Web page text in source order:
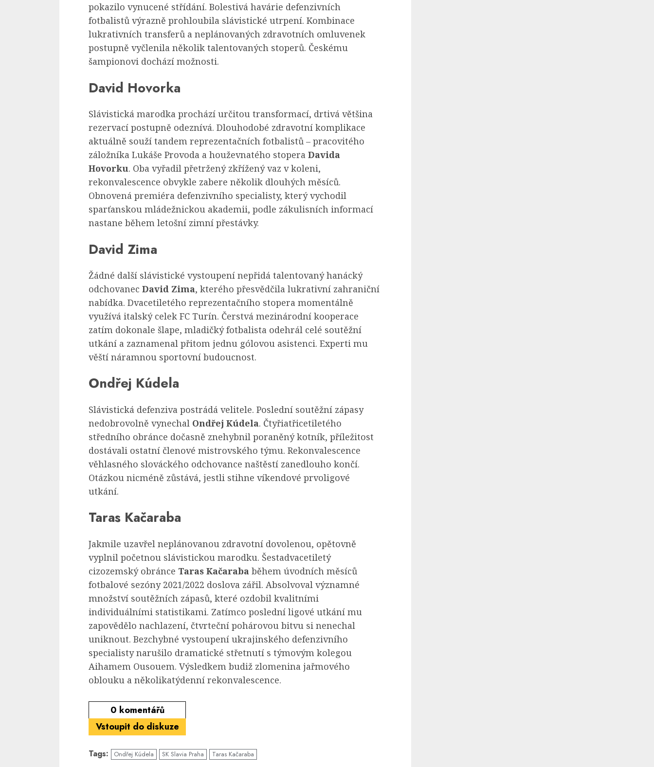
pokazilo vynucené střídání. Bolestivá havárie defenzivních
fotbalistů výrazně prohloubila slávistické utrpení. Kombinace
lukrativních transferů a neplánovaných zdravotních omluvenek
postupně vyčlenila několik talentovaných stoperů. Českému
šampionovi dochází možnosti.
David Hovorka
Slávistická marodka prochází určitou transformací, drtivá většina
rezervací postupně odeznívá. Dlouhodobé zdravotní komplikace
aktuálně souží tandem reprezentačních fotbalistů – pracovitého
záložníka Lukáše Provoda a houževnatého stopera Davida
Hovorku. Oba vyřadil přetržený zkřížený vaz v koleni,
rekonvalescence obvykle zabere několik dlouhých měsíců.
Obnovená premiéra defenzivního specialisty, který vychodil
sparťanskou mládežnickou akademii, podle zákulisních informací
nastane během letošní zimní přestávky.
David Zima
Žádné další slávistické vystoupení nepřidá talentovaný hanácký
odchovanec David Zima, kterého přesvědčila lukrativní zahraniční
nabídka. Dvacetiletého reprezentačního stopera momentálně
využívá italský celek FC Turín. Čerstvá mezinárodní kooperace
zatím dokonale šlape, mladičký fotbalista odehrál celé soutěžní
utkání a zaznamenal přitom jednu gólovou asistenci. Experti mu
věští náramnou sportovní budoucnost.
Ondřej Kúdela
Slávistická defenziva postrádá velitele. Poslední soutěžní zápasy
nedobrovolně vynechal Ondřej Kúdela. Čtyřiatřicetiletého
středního obránce dočasně znehybnil poraněný kotník, příležitost
dostávali ostatní členové mistrovského týmu. Rekonvalescence
věhlasného slováckého odchovance naštěstí zanedlouho končí.
Otázkou nicméně zůstává, jestli stihne víkendové prvoligové
utkání.
Taras Kačaraba
Jakmile uzavřel neplánovanou zdravotní dovolenou, opětovně
vyplnil početnou slávistickou marodku. Šestadvacetiletý
cizozemský obránce Taras Kačaraba během úvodních měsíců
fotbalové sezóny 2021/2022 doslova zářil. Absolvoval významné
množství soutěžních zápasů, které ozdobil kvalitními
individuálními statistikami. Zatímco poslední ligové utkání mu
zapovědělo nachlazení, čtvrteční pohárovou bitvu si nenechal
uniknout. Bezchybné vystoupení ukrajinského defenzivního
specialisty narušilo dramatické střetnutí s týmovým kolegou
Aihamem Ousouem. Výsledkem budiž zlomenina jařmového
oblouku a několikatýdenní rekonvalescence.
0 komentářů
Vstoupit do diskuze
Tags: Ondřej Kúdela SK Slavia Praha Taras Kačaraba